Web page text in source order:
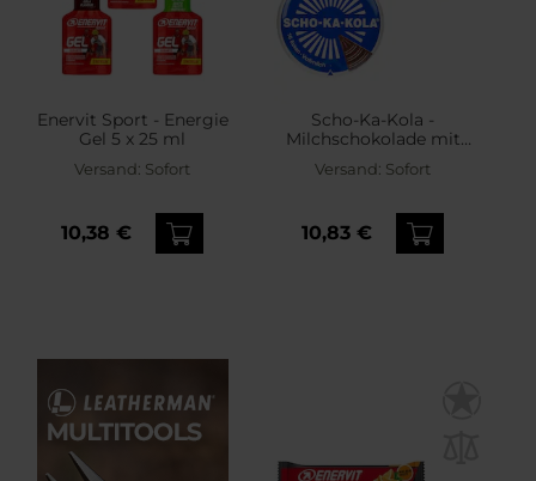
Enervit Sport - Energie
Gel 5 x 25 ml
Versand: Sofort
10,38 €
Scho-Ka-Kola -
Milchschokolade mit
Koffein - 2 Stück
Versand: Sofort
10,83 €